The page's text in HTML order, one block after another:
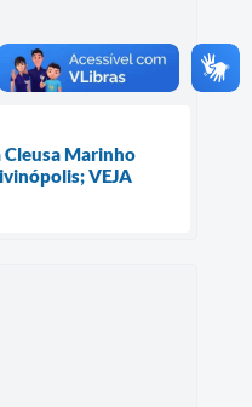
Cleusa Marinho
VEJA